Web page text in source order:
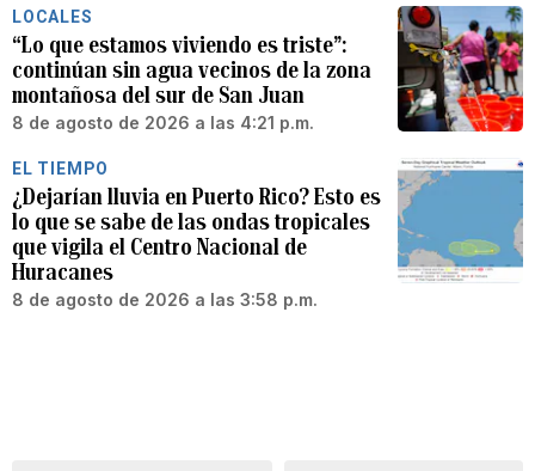
LOCALES
“Lo que estamos viviendo es triste”:
continúan sin agua vecinos de la zona
montañosa del sur de San Juan
8 de agosto de 2026 a las 4:21 p.m.
EL TIEMPO
¿Dejarían lluvia en Puerto Rico? Esto es
lo que se sabe de las ondas tropicales
que vigila el Centro Nacional de
Huracanes
8 de agosto de 2026 a las 3:58 p.m.